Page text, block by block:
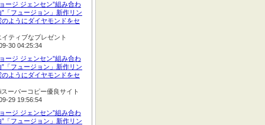
ージ ジェンセン”組み合わ
”「フュージョン」新作リン
のようにダイヤモンドをセ
イティブなプレゼント
30 04:25:34
ージ ジェンセン”組み合わ
”「フュージョン」新作リン
のようにダイヤモンドをセ
ーパーコピー優良サイト
29 19:56:54
ージ ジェンセン”組み合わ
”「フュージョン」新作リン